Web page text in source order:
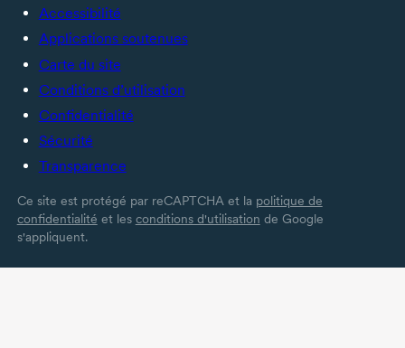
Accessibilité
Applications soutenues
Carte du site
Conditions d’utilisation
Confidentialité
Sécurité
Transparence
Ce site est protégé par reCAPTCHA et la politique de
confidentialité et les conditions d'utilisation de Google
s'appliquent.